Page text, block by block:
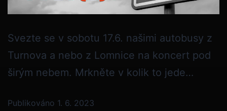
Svezte se v sobotu 17.6. našimi autobusy z
Turnova a nebo z Lomnice na koncert pod
širým nebem. Mrkněte v kolik to jede…
Publikováno 1. 6. 2023